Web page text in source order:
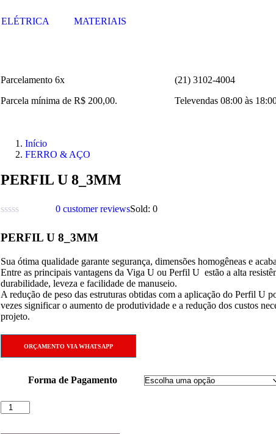
ELÉTRICA MATERIAIS
Parcelamento 6x
Parcela mínima de R$ 200,00.
(21) 3102-4004
Televendas 08:00 às
Início
FERRO & AÇO
PERFIL U 8_3MM
0 customer reviewsSold:0
PERFIL U 8_3MM
Sua ótima qualidade garante segurança, dimensões homogêneas e
Entre as principais vantagens da Viga U ou Perfil U estão a alta
durabilidade, leveza e facilidade de manuseio.
A redução de peso das estruturas obtidas com a aplicação do Perfil U
vezes significar o aumento de produtividade e a redução dos custos
projeto.
ORÇAMENTO VIA WHATSAPP
Forma de Pagamento